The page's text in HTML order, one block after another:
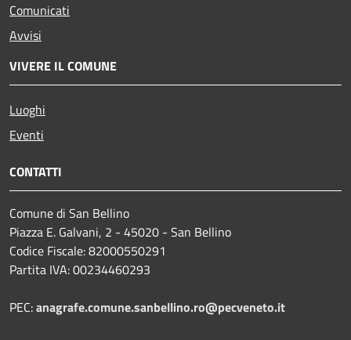
Comunicati
Avvisi
VIVERE IL COMUNE
Luoghi
Eventi
CONTATTI
Comune di San Bellino
Piazza E. Galvani, 2 - 45020 - San Bellino
Codice Fiscale: 82000550291
Partita IVA: 00234460293
PEC:anagrafe.comune.sanbellino.ro@pecveneto.it